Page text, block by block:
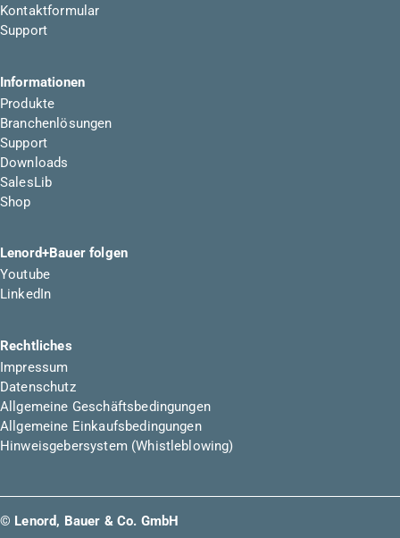
Kontaktformular
Support
Informationen
Produkte
Branchenlösungen
Support
Downloads
SalesLib
Shop
Lenord+Bauer folgen
Youtube
LinkedIn
Rechtliches
Impressum
Datenschutz
Allgemeine Geschäftsbedingungen
Allgemeine Einkaufsbedingungen
Hinweisgebersystem (Whistleblowing)
© Lenord, Bauer & Co. GmbH